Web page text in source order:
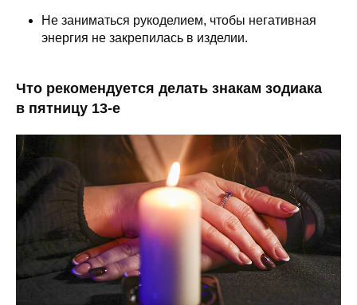
Не заниматься рукоделием, чтобы негативная
энергия не закрепилась в изделии.
Что рекомендуется делать знакам зодиака
в пятницу 13-е